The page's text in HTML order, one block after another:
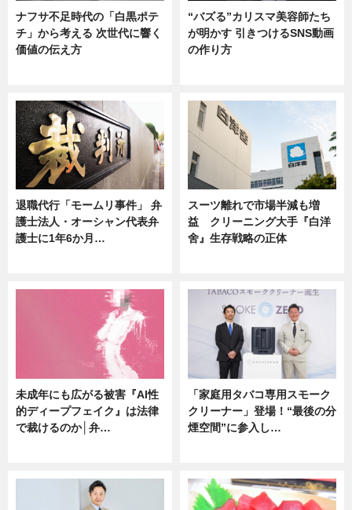
ナフサ不足時代の「白黒ポテ
チ」から考える 次世代に響く
価値の伝え方
“バズる”カリスマ美容師たち
が明かす 引きつけるSNS動画
の作り方
退職代行「モームリ事件」 弁
護士法人・オーシャン代表弁
護士に1年6か月…
スーツ離れで市場半減も増
益 クリーニング大手『白洋
舍』生存戦略の正体
未成年にも広がる被害『AI性
的ディープフェイク』は法律
で裁けるのか│弁…
「家庭用タバコ専用スモーク
クリーナー」登場！“最後の分
煙空間”に参入し…